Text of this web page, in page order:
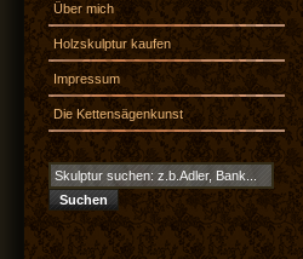
Über mich
Holzskulptur kaufen
Impressum
Die Kettensägenkunst